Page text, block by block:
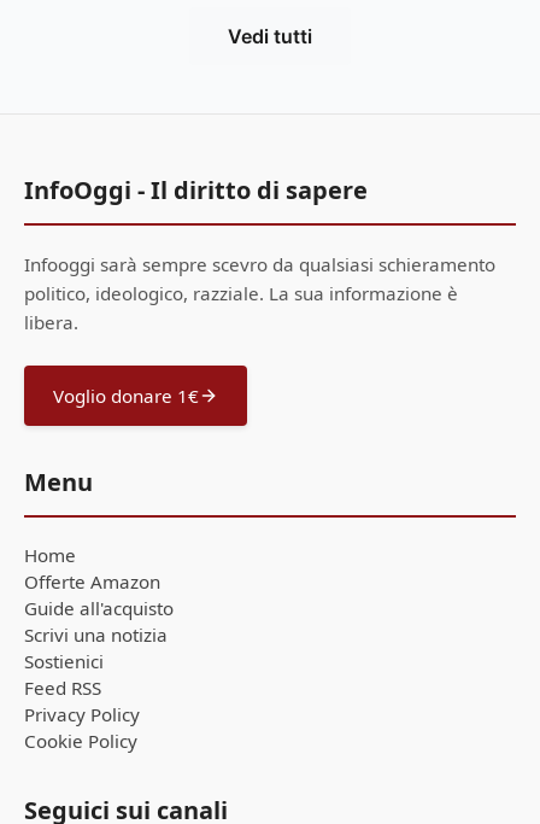
Vedi tutti
InfoOggi - Il diritto di sapere
Infooggi sarà sempre scevro da qualsiasi schieramento
politico, ideologico, razziale. La sua informazione è
libera.
Voglio donare 1€
Menu
Home
Offerte Amazon
Guide all'acquisto
Scrivi una notizia
Sostienici
Feed RSS
Privacy Policy
Cookie Policy
Seguici sui canali